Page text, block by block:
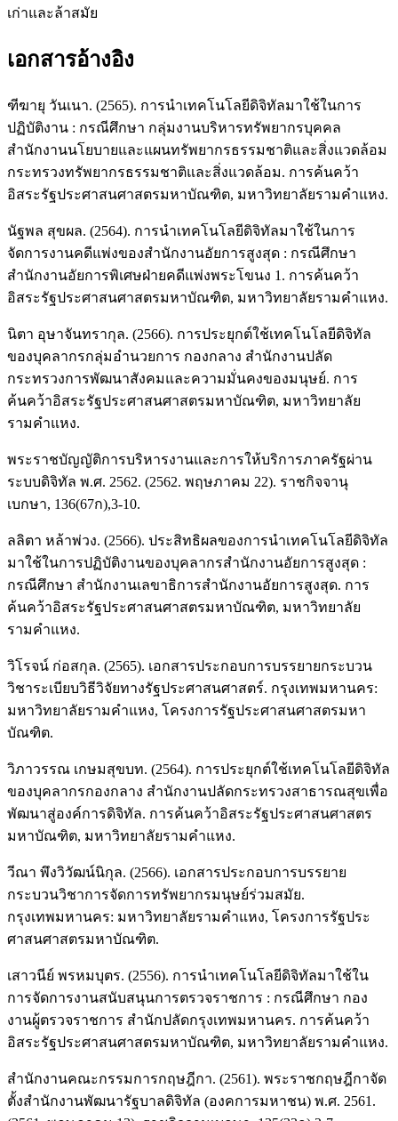
เก่าและล้าสมัย
เอกสารอ้างอิง
ฑีฆายุ วันเนา. (2565). การนำเทคโนโลยีดิจิทัลมาใช้ในการ
ปฏิบัติงาน : กรณีศึกษา กลุ่มงานบริหารทรัพยากรบุคคล
สำนักงานนโยบายและแผนทรัพยากรธรรมชาติและสิ่งแวดล้อม
กระทรวงทรัพยากรธรรมชาติและสิ่งแวดล้อม. การค้นคว้า
อิสระรัฐประศาสนศาสตรมหาบัณฑิต, มหาวิทยาลัยรามคำแหง.
นัฐพล สุขผล. (2564). การนำเทคโนโลยีดิจิทัลมาใช้ในการ
จัดการงานคดีแพ่งของสำนักงานอัยการสูงสุด : กรณีศึกษา
สำนักงานอัยการพิเศษฝ่ายคดีแพ่งพระโขนง 1. การค้นคว้า
อิสระรัฐประศาสนศาสตรมหาบัณฑิต, มหาวิทยาลัยรามคำแหง.
นิตา อุษาจันทรากุล. (2566). การประยุกต์ใช้เทคโนโลยีดิจิทัล
ของบุคลากรกลุ่มอำนวยการ กองกลาง สำนักงานปลัด
กระทรวงการพัฒนาสังคมและความมั่นคงของมนุษย์. การ
ค้นคว้าอิสระรัฐประศาสนศาสตรมหาบัณฑิต, มหาวิทยาลัย
รามคำแหง.
พระราชบัญญัติการบริหารงานและการให้บริการภาครัฐผ่าน
ระบบดิจิทัล พ.ศ. 2562. (2562. พฤษภาคม 22). ราชกิจจานุ
เบกษา, 136(67ก),3-10.
ลลิตา หล้าพ่วง. (2566). ประสิทธิผลของการนำเทคโนโลยีดิจิทัล
มาใช้ในการปฏิบัติงานของบุคลากรสำนักงานอัยการสูงสุด :
กรณีศึกษา สำนักงานเลขาธิการสำนักงานอัยการสูงสุด. การ
ค้นคว้าอิสระรัฐประศาสนศาสตรมหาบัณฑิต, มหาวิทยาลัย
รามคำแหง.
วิโรจน์ ก่อสกุล. (2565). เอกสารประกอบการบรรยายกระบวน
วิชาระเบียบวิธีวิจัยทางรัฐประศาสนศาสตร์. กรุงเทพมหานคร:
มหาวิทยาลัยรามคำแหง, โครงการรัฐประศาสนศาสตรมหา
บัณฑิต.
วิภาวรรณ เกษมสุขบท. (2564). การประยุกต์ใช้เทคโนโลยีดิจิทัล
ของบุคลากรกองกลาง สำนักงานปลัดกระทรวงสาธารณสุขเพื่อ
พัฒนาสู่องค์การดิจิทัล. การค้นคว้าอิสระรัฐประศาสนศาสตร
มหาบัณฑิต, มหาวิทยาลัยรามคำแหง.
วีณา พึงวิวัฒน์นิกุล. (2566). เอกสารประกอบการบรรยาย
กระบวนวิชาการจัดการทรัพยากรมนุษย์ร่วมสมัย.
กรุงเทพมหานคร: มหาวิทยาลัยรามคำแหง, โครงการรัฐประ
ศาสนศาสตรมหาบัณฑิต.
เสาวนีย์ พรหมบุตร. (2556). การนำเทคโนโลยีดิจิทัลมาใช้ใน
การจัดการงานสนับสนุนการตรวจราชการ : กรณีศึกษา กอง
งานผู้ตรวจราชการ สำนักปลัดกรุงเทพมหานคร. การค้นคว้า
อิสระรัฐประศาสนศาสตรมหาบัณฑิต, มหาวิทยาลัยรามคำแหง.
สำนักงานคณะกรรมการกฤษฎีกา. (2561). พระราชกฤษฎีกาจัด
ตั้งสำนักงานพัฒนารัฐบาลดิจิทัล (องคการมหาชน) พ.ศ. 2561.